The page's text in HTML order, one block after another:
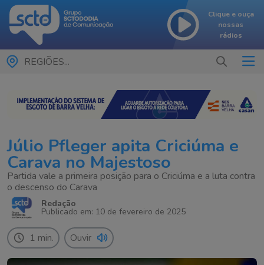
Clique e ouça
nossas
rádios
REGIÕES...
Júlio Pfleger apita Criciúma e
Carava no Majestoso
Partida vale a primeira posição para o Criciúma e a luta contra
o descenso do Carava
Redação
Publicado em: 10 de fevereiro de 2025
1 min. Ouvir